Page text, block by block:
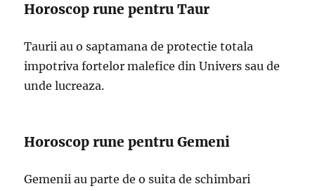
Horoscop rune pentru Taur
Taurii au o saptamana de protectie totala
impotriva fortelor malefice din Univers sau de
unde lucreaza.
Horoscop rune pentru Gemeni
Gemenii au parte de o suita de schimbari